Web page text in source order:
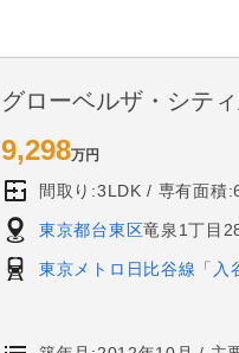
グローベルザ・シテ
9,298万円
間取り:3LDK 専有面積
東京都台東区竜泉1丁目
東京メトロ日比谷線 「 入